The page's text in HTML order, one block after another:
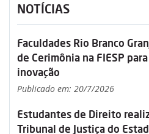
NOTÍCIAS
Faculdades Rio Branco
de Cerimônia na FIESP
inovação
Publicado em: 20/7/2026
Estudantes de Direito
Tribunal de Justiça do